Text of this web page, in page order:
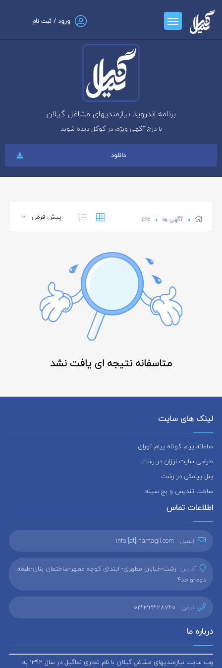
ورود / ثبت نام
برنامه اندروید نیازمندیهای مشاغل گیلان
با درج آگهی ویژه، در گوگل دیده شوید
دانلود
آگهی ها cnc
متاسفانه نتیجه ای یافت نشد
لینک های سایت
سامانه پیام کوتاه پیام آوران
طراحی سایت ارزان در رشت
پنل پیامکی در رشت
ساخت تندیس و بج سینه
اطلاعات تماس
ایمیل: info [at] namagil.com
آدرس: رشت-خیابان مطهری- ابتدای کوچه مطهر-ساختمان بنان-طبقه
دوم-واحد4
تلفن: 01332328740
درباره ما
وب سایت نیازمندیهای مشاغل گیلان با نام تجاری نماگیل در سال 1392 به